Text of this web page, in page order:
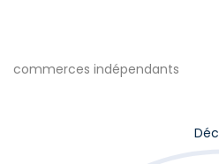
commerces indépendants